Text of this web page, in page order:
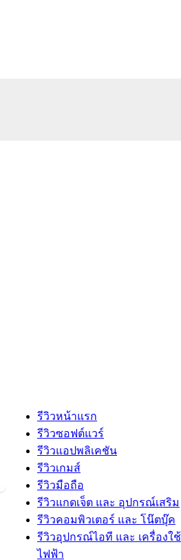
รีวิวหน้าแรก
รีวิวซอฟต์แวร์
รีวิวแอปพลิเคชัน
รีวิวเกมส์
รีวิวมือถือ
รีวิวแกดเจ็ต และ อุปกรณ์เสริม
รีวิวคอมพิวเตอร์ และ โน๊ตบุ๊ค
รีวิวอุปกรณ์ไอที และ เครื่องใช้
ไฟฟ้า